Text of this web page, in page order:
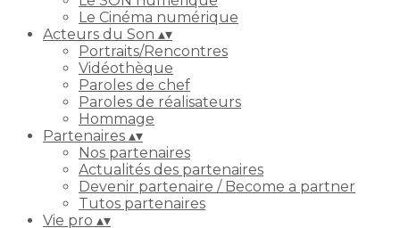
Le Cinéma numérique
Acteurs du Son ▴▾
Portraits/Rencontres
Vidéothèque
Paroles de chef
Paroles de réalisateurs
Hommage
Partenaires ▴▾
Nos partenaires
Actualités des partenaires
Devenir partenaire / Become a partner
Tutos partenaires
Vie pro ▴▾